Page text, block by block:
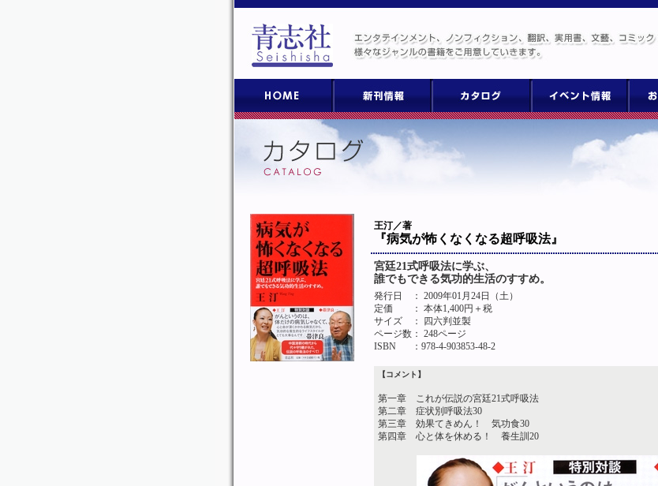
王汀／著
『病気が怖くなくなる超呼吸法』
宮廷21式呼吸法に学ぶ、
誰でもできる気功的生活のすすめ。
発行日
： 2009年01月24日（土）
定価
： 本体1,400円＋税
サイズ
： 四六判並製
ページ数： 248ページ
ISBN
：978-4-903853-48-2
【コメント】
第一章 これが伝説の宮廷21式呼吸法
第二章 症状別呼吸法30
第三章 効果てきめん！ 気功食30
第四章 心と体を休める！ 養生訓20